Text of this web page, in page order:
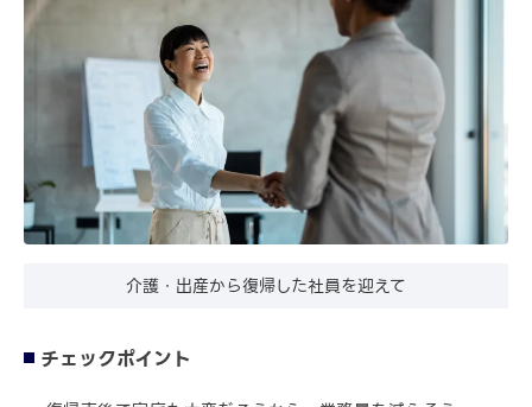
介護・出産から復帰した社員を迎えて
チェックポイント